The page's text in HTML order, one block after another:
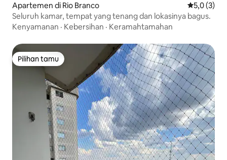
Apartemen di Rio Branco Nilai rata-
5,0 (3)
Seluruh kamar, tempat yang tenang dan lokasinya bagus.
Kenyamanan · Kebersihan · Keramahtamahan
Pilihan tamu
Pilihan tamu